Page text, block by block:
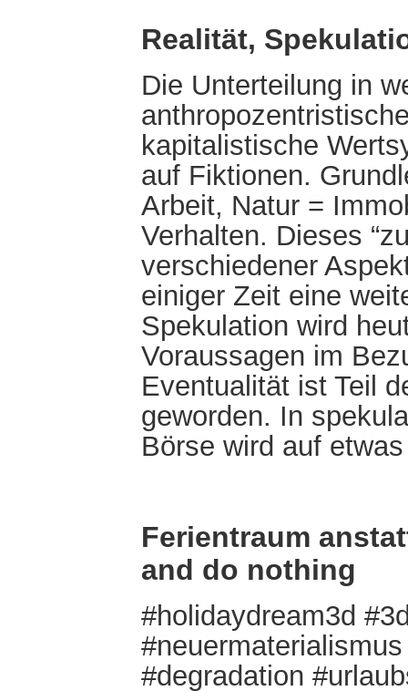
Realität,
Die Unterteilung in
kapitalistische
auf Fiktionen.
Arbeit, Natur =
Verhalten. Dieses
verschiedener
einiger Zeit eine
Spekulation wird
Voraussagen im
Eventualität ist Teil
geworden. In
Börse wird auf
Ferientraum
and do nothing
#holidaydream3d
#degradation